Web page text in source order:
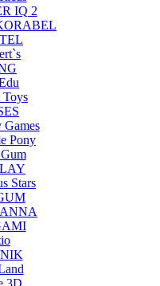
IQ 2
Games
Pony
Stars